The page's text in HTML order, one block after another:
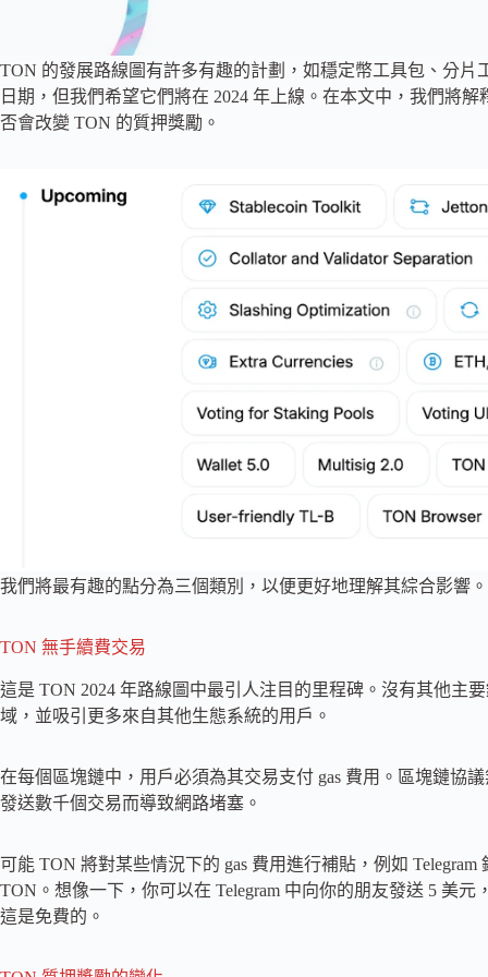
TON 的發展路線圖有許多有趣的計劃，如穩定幣工具包、分
日期，但我們希望它們將在 2024 年上線。在本文中，我們將
否會改變 TON 的質押獎勵。
我們將最有趣的點分為三個類別，以便更好地理解其綜合影響
TON 無手續費交易
這是 TON 2024 年路線圖中最引人注目的里程碑。沒有其他主
域，並吸引更多來自其他生態系統的用戶。
在每個區塊鏈中，用戶必須為其交易支付 gas 費用。區塊鏈協
發送數千個交易而導致網路堵塞。
可能 TON 將對某些情況下的 gas 費用進行補貼，例如
TON。想像一下，你可以在 Telegram 中向你的朋友發送 5 美
這是免費的。